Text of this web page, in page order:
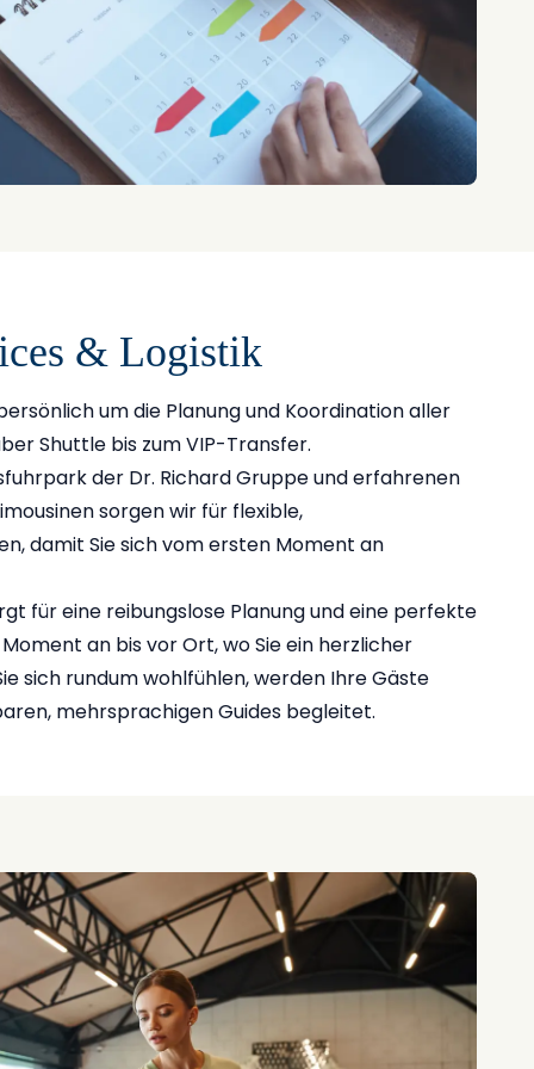
& Logistik
um die Planung und Koordination aller
Shuttle bis zum VIP-Transfer.
der Dr. Richard Gruppe und erfahrenen
sorgen wir für flexible,
damit Sie sich vom ersten Moment an
für eine reibungslose Planung und eine perfekte
an bis vor Ort, wo Sie ein herzlicher
sich rundum wohlfühlen, werden Ihre Gäste
mehrsprachigen Guides begleitet.